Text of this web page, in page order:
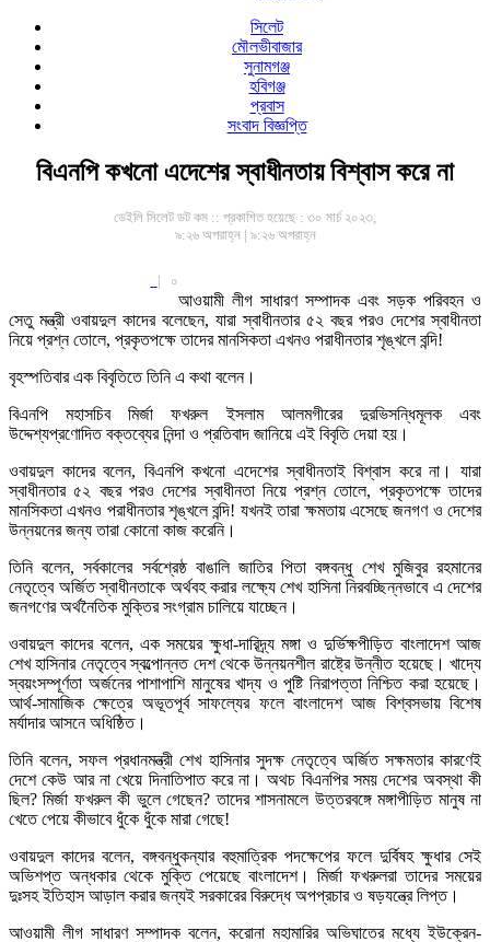
সিলেট
মৌলভীবাজার
সুনামগঞ্জ
হবিগঞ্জ
প্রবাস
সংবাদ বিজ্ঞপ্তি
বিএনপি কখনো এদেশের স্বাধীনতায় বিশ্বাস করে না
ডেইলি সিলেট ডট কম :: প্রকাশিত হয়েছে : ৩০ মার্চ ২০২৩,
৯:২৬ অপরাহ্ন | ৯:২৬ অপরাহ্ন
| ০
আওয়ামী লীগ সাধারণ সম্পাদক এবং সড়ক পরিবহন ও
সেতু মন্ত্রী ওবায়দুল কাদের বলেছেন, যারা স্বাধীনতার ৫২ বছর পরও দেশের স্বাধীনতা
নিয়ে প্রশ্ন তোলে, প্রকৃতপক্ষে তাদের মানসিকতা এখনও পরাধীনতার শৃঙ্খলে বন্দি!
বৃহস্পতিবার এক বিবৃতিতে তিনি এ কথা বলেন।
বিএনপি মহাসচিব মির্জা ফখরুল ইসলাম আলমগীরের দুরভিসন্ধিমূলক এবং
উদ্দেশ্যপ্রণোদিত বক্তব্যের নিন্দা ও প্রতিবাদ জানিয়ে এই বিবৃতি দেয়া হয়।
ওবায়দুল কাদের বলেন, বিএনপি কখনো এদেশের স্বাধীনতাই বিশ্বাস করে না। যারা
স্বাধীনতার ৫২ বছর পরও দেশের স্বাধীনতা নিয়ে প্রশ্ন তোলে, প্রকৃতপক্ষে তাদের
মানসিকতা এখনও পরাধীনতার শৃঙ্খলে বন্দি! যখনই তারা ক্ষমতায় এসেছে জনগণ ও দেশের
উন্নয়নের জন্য তারা কোনো কাজ করেনি।
তিনি বলেন, সর্বকালের সর্বশ্রেষ্ঠ বাঙালি জাতির পিতা বঙ্গবন্ধু শেখ মুজিবুর রহমানের
নেতৃত্বে অর্জিত স্বাধীনতাকে অর্থবহ করার লক্ষ্যে শেখ হাসিনা নিরবচ্ছিন্নভাবে এ দেশের
জনগণের অর্থনৈতিক মুক্তির সংগ্রাম চালিয়ে যাচ্ছেন।
ওবায়দুল কাদের বলেন, এক সময়ের ক্ষুধা-দারিদ্র্য মঙ্গা ও দুর্ভিক্ষপীড়িত বাংলাদেশ আজ
শেখ হাসিনার নেতৃত্বে স্বল্পোন্নত দেশ থেকে উন্নয়নশীল রাষ্ট্রে উন্নীত হয়েছে। খাদ্যে
স্বয়ংসম্পূর্ণতা অর্জনের পাশাপাশি মানুষের খাদ্য ও পুষ্টি নিরাপত্তা নিশ্চিত করা হয়েছে।
আর্থ-সামাজিক ক্ষেত্রে অভূতপূর্ব সাফল্যের ফলে বাংলাদেশ আজ বিশ্বসভায় বিশেষ
মর্যাদার আসনে অধিষ্ঠিত।
তিনি বলেন, সফল প্রধানমন্ত্রী শেখ হাসিনার সুদক্ষ নেতৃত্বে অর্জিত সক্ষমতার কারণেই
দেশে কেউ আর না খেয়ে দিনাতিপাত করে না। অথচ বিএনপির সময় দেশের অবস্থা কী
ছিল? মির্জা ফখরুল কী ভুলে গেছেন? তাদের শাসনামলে উত্তরবঙ্গে মঙ্গাপীড়িত মানুষ না
খেতে পেয়ে কীভাবে ধুঁকে ধুঁকে মারা গেছে!
ওবায়দুল কাদের বলেন, বঙ্গবন্ধুকন্যার বহুমাত্রিক পদক্ষেপের ফলে দুর্বিষহ ক্ষুধার সেই
অভিশপ্ত অন্ধকার থেকে মুক্তি পেয়েছে বাংলাদেশ। মির্জা ফখরুলরা তাদের সময়ের
দুঃসহ ইতিহাস আড়াল করার জন্যই সরকারের বিরুদ্ধে অপপ্রচার ও ষড়যন্ত্রে লিপ্ত।
আওয়ামী লীগ সাধারণ সম্পাদক বলেন, করোনা মহামারির অভিঘাতের মধ্যে ইউক্রেন-